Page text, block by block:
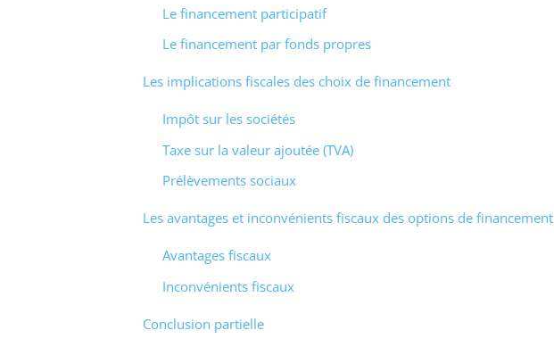
Le financement participatif
Le financement par fonds propres
Les implications fiscales des choix de financement
Impôt sur les sociétés
Taxe sur la valeur ajoutée (TVA)
Prélèvements sociaux
Les avantages et inconvénients fiscaux des options de financement
Avantages fiscaux
Inconvénients fiscaux
Conclusion partielle